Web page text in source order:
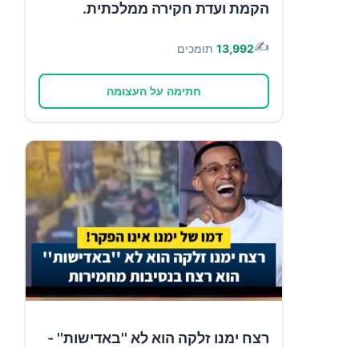
הקמת ועדת חקירה ממלכתית.
✍️
13,992 תומכים
חתימה על העצומה
רצח ימנו זלקה הוא לא ''באדישות'' -